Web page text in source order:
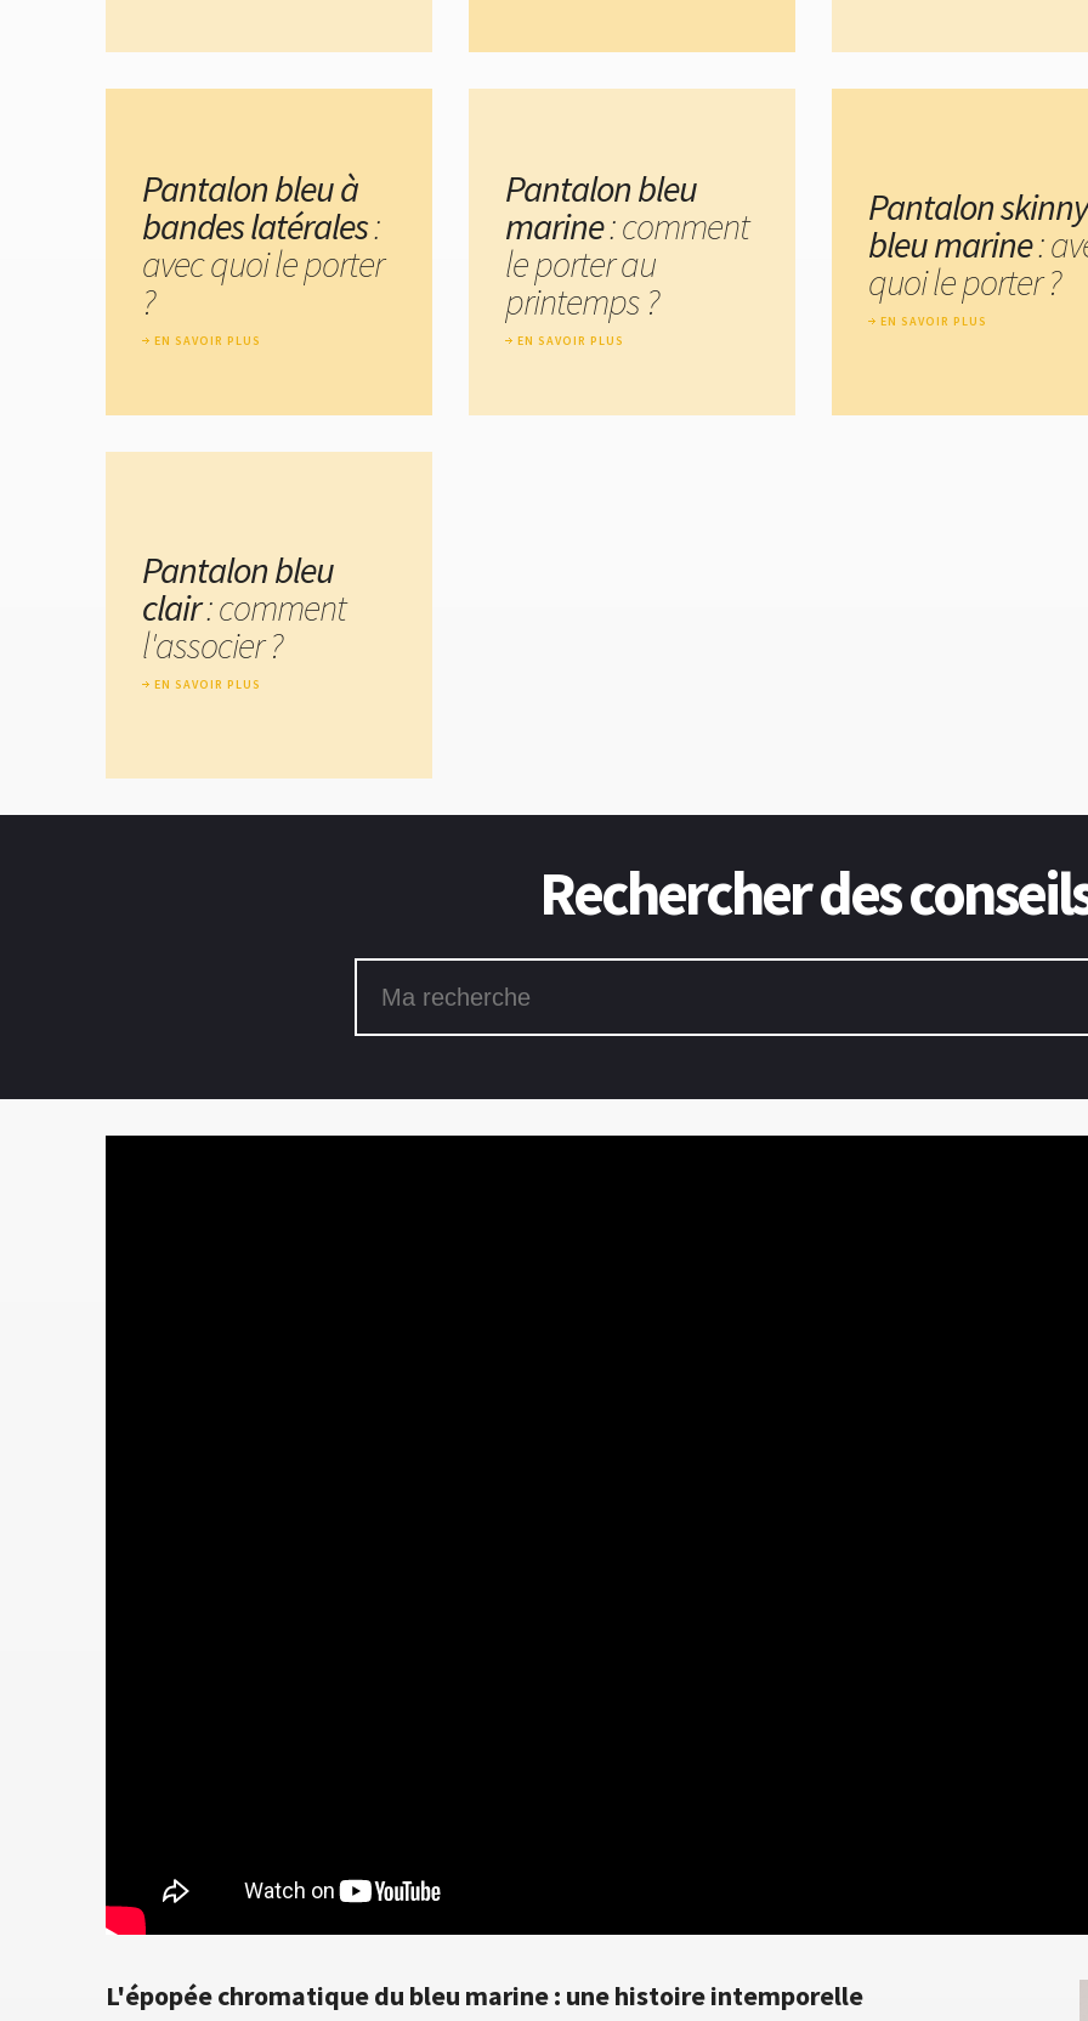
L'épopée chromatique du bleu marine : une histoire intemporelle
Pantalon bleu à
bandes latérales:
avec quoi le porter
?
EN SAVOIR PLUS
Pantalon bleu
marine: comment
le porter au
printemps ?
EN SAVOIR PLUS
Pantalon skinny
bleu marine:
quoi le porter ?
EN SAVOIR PLUS
Pantalon bleu
clair: comment
l'associer ?
EN SAVOIR PLUS
Rechercher des